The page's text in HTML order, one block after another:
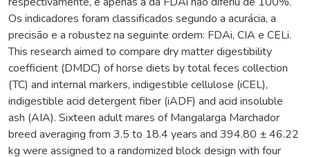
Os indicadores foram classificados segundo a acurácia, a
precisão e a robustez na seguinte ordem: FDAi, CIA e CELi.
This research aimed to compare dry matter digestibility
coefficient (DMDC) of horse diets by total feces collection
(TC) and internal markers, indigestible cellulose (iCEL),
indigestible acid detergent fiber (iADF) and acid insoluble
ash (AIA). Sixteen adult mares of Mangalarga Marchador
breed averaging from 3.5 to 18.4 years and 394.80 ± 46.22
kg were assigned to a randomized block design with four